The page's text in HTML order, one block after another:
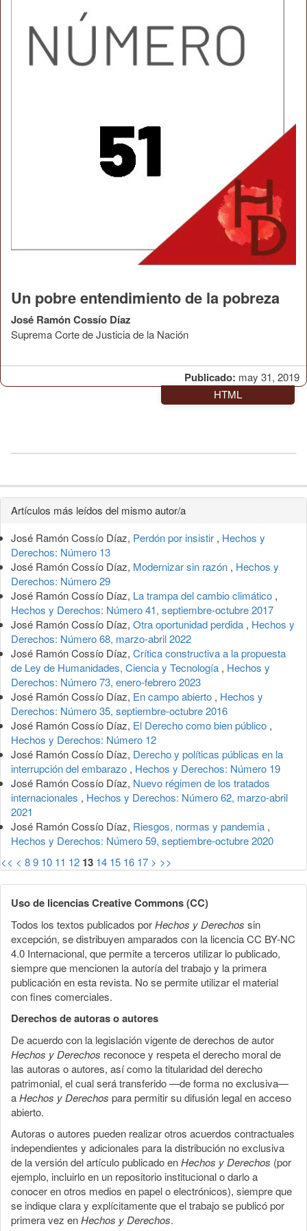
Publicado: may 31, 2019
Un pobre entendimiento de la pobreza
José Ramón Cossío Díaz
Suprema Corte de Justicia de la Nación
HTML
Detalles
del
artículo
Artículos más leídos del mismo autor/a
José Ramón Cossío Díaz, Perdón por insistir , Hechos y
Derechos: Número 13
José Ramón Cossío Díaz, Modernizar sin razón , Hechos y
Derechos: Número 29
José Ramón Cossío Díaz, La trampa del cambio climático ,
Hechos y Derechos: Número 41, septiembre-octubre 2017
José Ramón Cossío Díaz, Otra oportunidad perdida , Hechos y
Derechos: Número 68, marzo-abril 2022
José Ramón Cossío Díaz, Crítica constructiva a la propuesta
de Ley de Humanidades, Ciencia y Tecnología , Hechos y
Derechos: Número 73, enero-febrero 2023
José Ramón Cossío Díaz, En campo abierto , Hechos y
Derechos: Número 35, septiembre-octubre 2016
José Ramón Cossío Díaz, El Derecho como bien público ,
Hechos y Derechos: Número 12
José Ramón Cossío Díaz, Derecho y políticas públicas en la
interrupción del embarazo , Hechos y Derechos: Número 19
José Ramón Cossío Díaz, Nuevo régimen de los tratados
internacionales , Hechos y Derechos: Número 62, marzo-abril
2021
José Ramón Cossío Díaz, Riesgos, normas y pandemia ,
Hechos y Derechos: Número 59, septiembre-octubre 2020
<< < 89 10 11 12 13 14 15 16 17 > >>
Uso de licencias Creative Commons (CC)
Todos los textos publicados porHechos y Derechos sin
excepción, se distribuyen amparados con la licencia CC BY-NC
4.0 Internacional, que permite a terceros utilizar lo publicado,
siempre que mencionen la autoría del trabajo y la primera
publicación en esta revista. No se permite utilizar el material
con fines comerciales.
Derechos de autoras o autores
De acuerdo con la legislación vigente de derechos de autor
Hechos y Derechos reconoce y respeta el derecho moral de
las autoras o autores, así como la titularidad del derecho
patrimonial, el cual será transferido —de forma no exclusiva—
aHechos y Derechos para permitir su difusión legal en acceso
abierto.
Autoras o autores pueden realizar otros acuerdos contractuales
independientes y adicionales para la distribución no exclusiva
de la versión del artículo publicado enHechos y Derechos (por
ejemplo, incluirlo en un repositorio institucional o darlo a
conocer en otros medios en papel o electrónicos), siempre que
se indique clara y explícitamente que el trabajo se publicó por
primera vez enHechos y Derechos.